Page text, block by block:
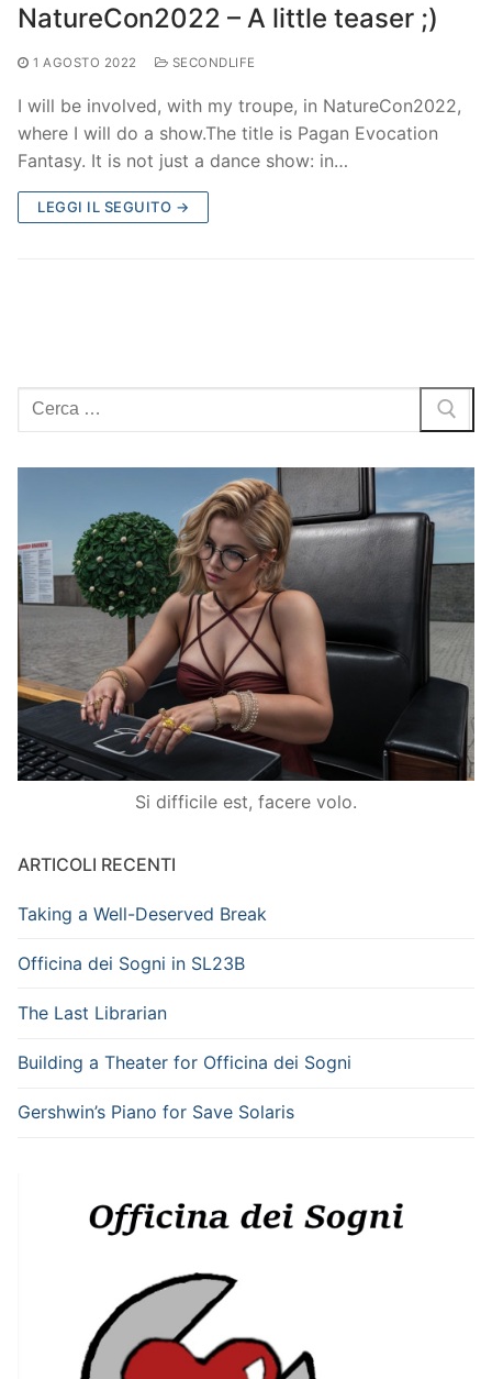
NatureCon2022 – A little teaser ;)
1 AGOSTO 2022 SECONDLIFE
I will be involved, with my troupe, in NatureCon2022,
where I will do a show.The title is Pagan Evocation
Fantasy. It is not just a dance show: in…
LEGGI IL SEGUITO →
Cerca:
Si difficile est, facere volo.
ARTICOLI RECENTI
Taking a Well-Deserved Break
Officina dei Sogni in SL23B
The Last Librarian
Building a Theater for Officina dei Sogni
Gershwin’s Piano for Save Solaris